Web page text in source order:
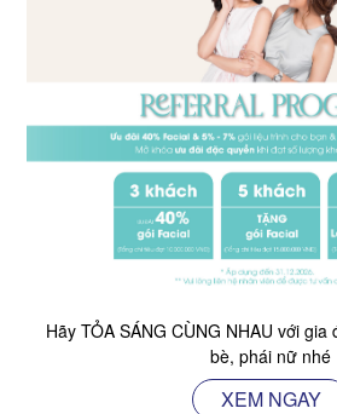
Hãy TỎA SÁNG CÙNG NHAU với
bè, phái nữ nhé
XEM NGAY